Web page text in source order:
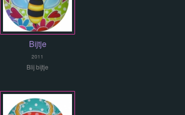
Bijtje
2011
Blij bijtje